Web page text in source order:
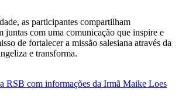
as participantes compartilham
juntas com uma comunicação que inspire e
de fortalecer a missão salesiana através da
e transforma.
RSB com informações da Irmã Maike Loes